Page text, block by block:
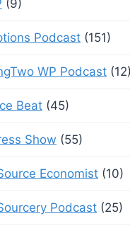
(9)
Podcast (151)
WP Podcast (12)
Beat (45)
Show (55)
Economist (10)
Podcast (25)